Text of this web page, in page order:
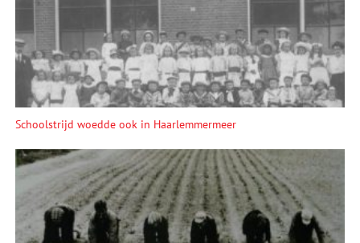
Schoolstrijd woedde ook in Haarlemmermeer